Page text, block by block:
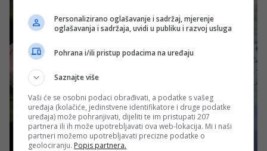
Personalizirano oglašavanje i sadržaj, mjerenje
oglašavanja i sadržaja, uvidi u publiku i razvoj usluga
Pohrana i/ili pristup podacima na uređaju
Saznajte više
Vaši će se osobni podaci obrađivati, a podatke s vašeg
uređaja (kolačiće, jedinstvene identifikatore i druge podatke
uređaja) može pohranjivati, dijeliti te im pristupati 207
partnera ili ih može upotrebljavati ova web-lokacija. Mi i naši
partneri možemo upotrebljavati precizne podatke o
geolociranju. Popis partnera.